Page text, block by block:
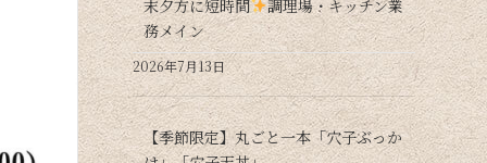
末夕方に短時間
調理場・キッチン業
務メイン
2026年7月13日
【季節限定】丸ごと一本「穴子ぶっか